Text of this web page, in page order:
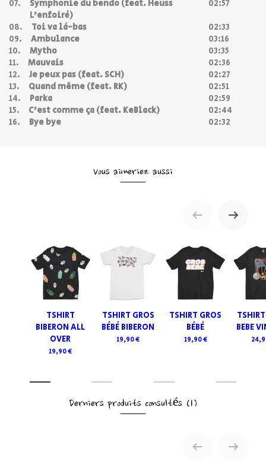
07.
Symphonie du bendo (feat. Heuss
L'enfoiré)
02:57
08.
Toi va là-bas
02:33
09.
Ambulance
03:16
10.
Mytho
03:35
11.
Mauvais
02:36
12.
Je peux pas (feat. SCH)
02:27
13.
Quand même (feat. RK)
02:51
14.
Parka
02:59
15.
C'est comme ça (feat. KeBlack)
02:44
16.
Bye bye 02:32
Vous aimeriez aussi
TSHIRT
BIBERON ALL
OVER
19,90 €
TSHIRT GROS
BÉBÉ BIBERON
19,90 €
TSHIRT GROS
BÉBÉ
19,90 €
BEBE
Derniers produits consultés (1)